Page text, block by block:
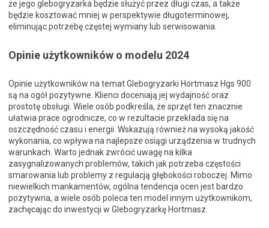
że jego glebogryzarka będzie służyć przez długi czas, a także
będzie kosztować mniej w perspektywie długoterminowej,
eliminując potrzebę częstej wymiany lub serwisowania.
Opinie użytkowników o modelu 2024
Opinie użytkowników na temat Glebogryzarki Hortmasz Hgs 900
są na ogół pozytywne. Klienci doceniają jej wydajność oraz
prostotę obsługi. Wiele osób podkreśla, że sprzęt ten znacznie
ułatwia prace ogrodnicze, co w rezultacie przekłada się na
oszczędność czasu i energii. Wskazują również na wysoką jakość
wykonania, co wpływa na najlepsze osiągi urządzenia w trudnych
warunkach. Warto jednak zwrócić uwagę na kilka
zasygnalizowanych problemów, takich jak potrzeba częstości
smarowania lub problemy z regulacją głębokości roboczej. Mimo
niewielkich mankamentów, ogólna tendencja ocen jest bardzo
pozytywna, a wiele osób poleca ten model innym użytkownikom,
zachęcając do inwestycji w Glebogryzarkę Hortmasz.